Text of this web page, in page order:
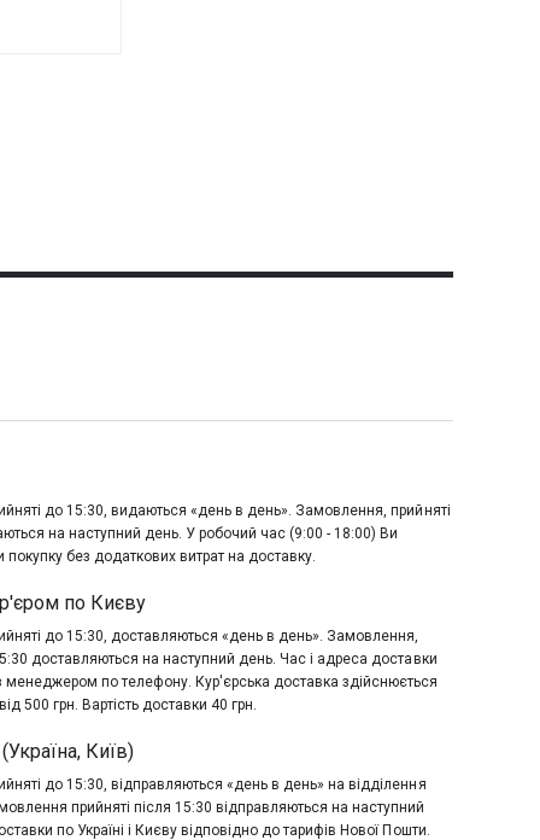
до 15:30, видаються «день в день». Замовлення, прийняті
на наступний день. У робочий час (9:00 - 18:00) Ви
без додаткових витрат на доставку.
по Києву
до 15:30, доставляються «день в день». Замовлення,
доставляються на наступний день. Час і адреса доставки
менеджером по телефону. Кур'єрська доставка здійснюється
500 грн. Вартість доставки 40 грн.
Київ)
до 15:30, відправляються «день в день» на відділення
прийняті після 15:30 відправляються на наступний
по Україні і Києву відповідно до тарифів Нової Пошти.